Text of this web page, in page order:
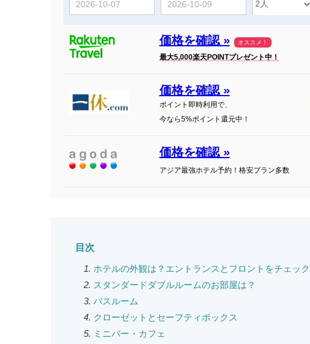
価格を確認 » オススメ！
最大5,000楽天POINTプレゼント中！
価格を確認 »
ポイント即時利用で、
今なら5%ポイント還元中！
価格を確認 »
アジア最強ホテル予約！格安プラン多数
目次
ホテルの外観は？エントランスとフロントをチェック
スタンダードダブルルームのお部屋は？
バスルーム
クローゼットとセーフティボックス
ミニバー・カフェ